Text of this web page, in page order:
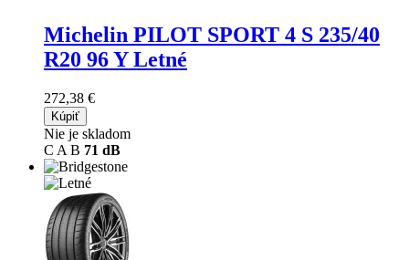
Michelin PILOT SPORT 4 S 235/40
R20 96 Y Letné
272,38 €
Kúpiť
Nie je skladom
C A B 71 dB